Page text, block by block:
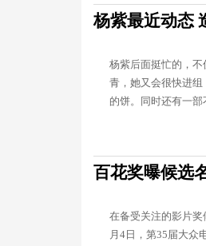
杨紫最近动态
杨紫后面挺忙的，
青，她又会很快进
的饼。同时还有一
百花奖曝候选
在备受关注的影片
月4日，第35届大众